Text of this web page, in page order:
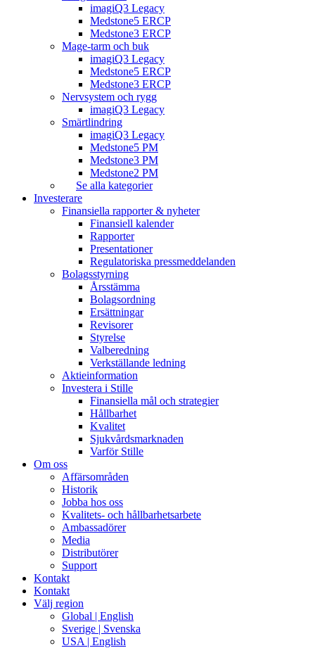
imagiQ3 Legacy
Medstone5 ERCP
Medstone3 ERCP
Mage-tarm och buk
imagiQ3 Legacy
Medstone5 ERCP
Medstone3 ERCP
Nervsystem och rygg
imagiQ3 Legacy
Smärtlindring
imagiQ3 Legacy
Medstone5 PM
Medstone3 PM
Medstone2 PM
Se alla kategorier
Investerare
Finansiella rapporter & nyheter
Finansiell kalender
Rapporter
Presentationer
Regulatoriska pressmeddelanden
Bolagsstyrning
Årsstämma
Bolagsordning
Ersättningar
Revisorer
Styrelse
Valberedning
Verkställande ledning
Aktieinformation
Investera i Stille
Finansiella mål och strategier
Hållbarhet
Kvalitet
Sjukvårdsmarknaden
Varför Stille
Om oss
Affärsområden
Historik
Jobba hos oss
Kvalitets- och hållbarhetsarbete
Ambassadörer
Media
Distributörer
Support
Kontakt
Kontakt
Välj region
Global | English
Sverige | Svenska
USA | English